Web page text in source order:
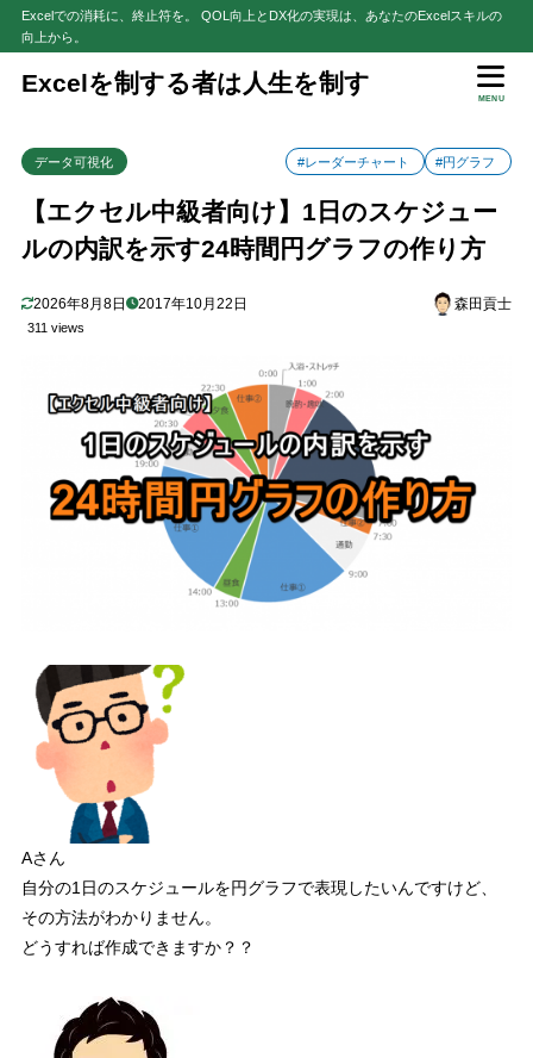
Excelでの消耗に、終止符を。 QOL向上とDX化の実現は、あなたのExcelスキルの
向上から。
Excelを制する者は人生を制す
MENU
データ可視化 #レーダーチャート #円グラフ
【エクセル中級者向け】1日のスケジュー
ルの内訳を示す24時間円グラフの作り方
2026年8月8日 2017年10月22日 森田貢士
311 views
Aさん
自分の1日のスケジュールを円グラフで表現したいんですけど、
その方法がわかりません。
どうすれば作成できますか？？
目次
2 24時間円グラフの作成手順
2.1 【STEP1】1日のスケジュールを表にまとめる
2.2 【STEP2】レーダーチャート用のダミーデータを表にまとめる
「行/列の切り替え」の方法
2.4
【STEP4】STEP3のドーナツグラフへSTEP2のデータを「系列を
選択して貼り付け」
2.5
【STEP5】「系列を選択して貼り付け」ダイアログで「新しい系
列」を追加
2.6 【STEP6】リボン「グラフツール-書式」タブの左上のボックスで
「系列2」を選択
【STEP7】「系列2」からレーダーチャートを作成
【STEP8】STEP7で作成された「レーダー（値）軸」を削除
【STEP10】STEP9の円グラフを選択してマウス右クリック
→「データ系列の書式設定」を選択
2.11
【STEP11】「系列のオプション」にある「グラフの基線位置」の
角度を調整
【STEP12】STEP9のグラフをお好みで書式設定して完成！
2.13 完成！
3
4.1 サンプルファイル